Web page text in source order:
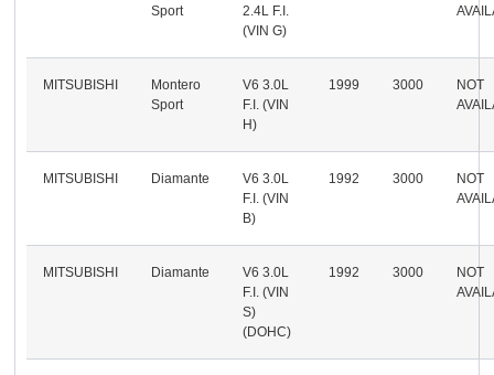
Sport
2.4L F.I.
(VIN G)
MITSUBISHI
Montero
Sport
V6 3.0L
F.I. (VIN
H)
1999 3000
NOT
MITSUBISHI Diamante
V6 3.0L
F.I. (VIN
B)
1992 3000
NOT
MITSUBISHI Diamante
V6 3.0L
F.I. (VIN
S)
(DOHC)
1992 3000
NOT